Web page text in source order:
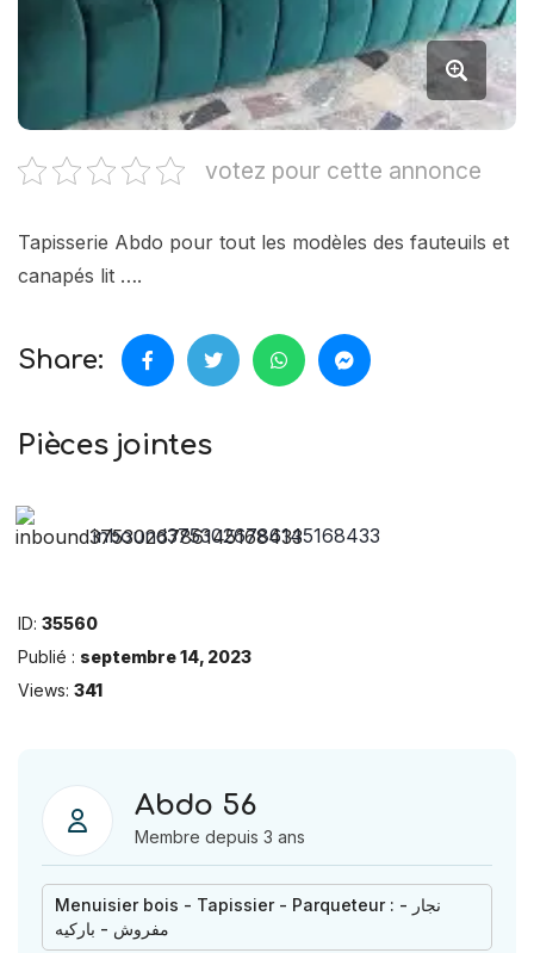
votez pour cette annonce
Tapisserie Abdo pour tout les modèles des fauteuils et
canapés lit ….
Share:
Pièces jointes
inbound3753026786145168433
ID: 35560
Publié : septembre 14, 2023
Views: 341
Abdo 56
Membre depuis 3 ans
Menuisier bois - Tapissier - Parqueteur : نجار -
مفروش - باركيه